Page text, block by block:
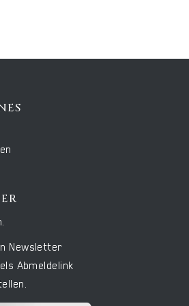
Newsletter
Abmeldelink